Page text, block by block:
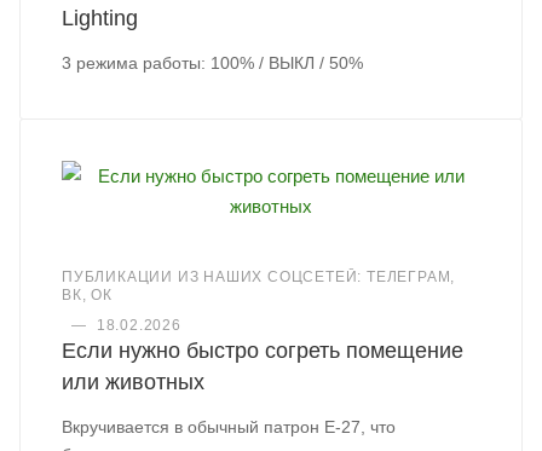
Lighting
3 режима работы: 100% / ВЫКЛ / 50%
ПУБЛИКАЦИИ ИЗ НАШИХ СОЦСЕТЕЙ: ТЕЛЕГРАМ,
ВК, ОК
—
18.02.2026
Если нужно быстро согреть помещение
или животных
Вкручивается в обычный патрон Е-27, что